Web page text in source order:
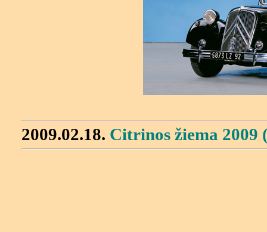
2009.02.18. Citrinos žiema 2009